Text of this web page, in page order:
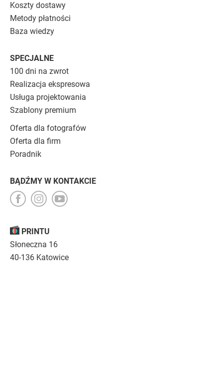
PRINTU
Słoneczna 16
40-136 Katowice
Koszty dostawy
Metody płatności
Baza wiedzy
SPECJALNE
100 dni na zwrot
Realizacja ekspresowa
Usługa projektowania
Szablony premium
Oferta dla fotografów
Oferta dla firm
Poradnik
BĄDŹMY W KONTAKCIE